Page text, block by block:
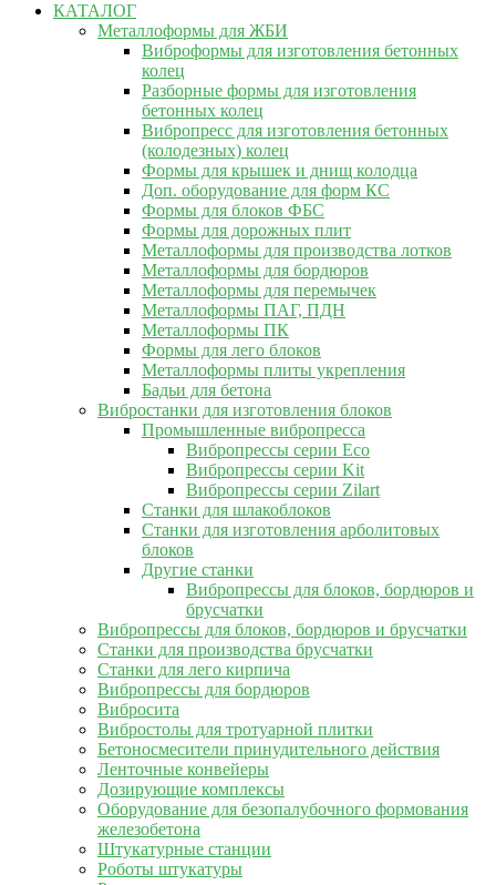
КАТАЛОГ
Металлоформы для ЖБИ
Виброформы для изготовления бетонных
колец
Разборные формы для изготовления
бетонных колец
Вибропресс для изготовления бетонных
(колодезных) колец
Формы для крышек и днищ колодца
Доп. оборудование для форм КС
Формы для блоков ФБС
Формы для дорожных плит
Металлоформы для производства лотков
Металлоформы для бордюров
Металлоформы для перемычек
Металлоформы ПАГ, ПДН
Металлоформы ПК
Формы для лего блоков
Металлоформы плиты укрепления
Бадьи для бетона
Вибростанки для изготовления блоков
Промышленные вибропресса
Вибропрессы серии Eco
Вибропрессы серии Kit
Вибропрессы серии Zilart
Станки для шлакоблоков
Станки для изготовления арболитовых
блоков
Другие станки
Вибропрессы для блоков, бордюров и
брусчатки
Вибропрессы для блоков, бордюров и брусчатки
Станки для производства брусчатки
Станки для лего кирпича
Вибропрессы для бордюров
Вибросита
Вибростолы для тротуарной плитки
Бетоносмесители принудительного действия
Ленточные конвейеры
Дозирующие комплексы
Оборудование для безопалубочного формования
железобетона
Штукатурные станции
Роботы штукатуры